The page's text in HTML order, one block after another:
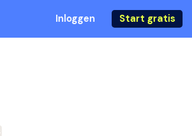
Inloggen Start gratis